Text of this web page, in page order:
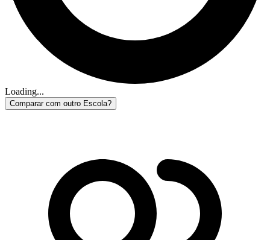
Loading...
Comparar com outro Escola?